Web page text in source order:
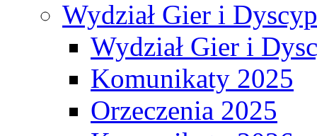
Wydział Gier i
Wydział Gier i
Komunikaty 2025
Orzeczenia 2025